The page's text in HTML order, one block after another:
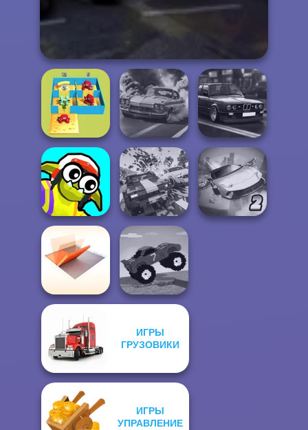
Alphabet Lore
Maze
3D Car Simulator
Highway Cars
Traffic Racer
Funny Blade &
Magic
Carnage Battle
Arena
Folding Blocks
Puzzle
Funny Mad
ИГРЫ
ГРУЗОВИКИ
ИГРЫ
УПРАВЛЕНИЕ